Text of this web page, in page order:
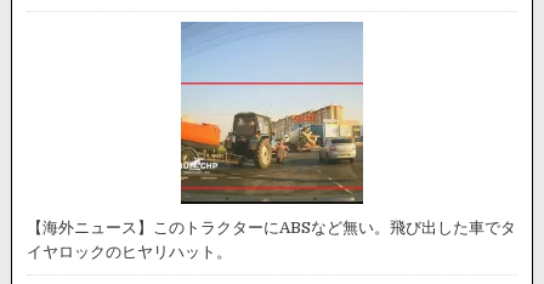
【海外ニュース】このトラクターにABSなど無い。飛び出した車でタ
イヤロックのヒヤリハット。